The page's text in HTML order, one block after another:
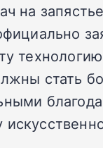
на
стать